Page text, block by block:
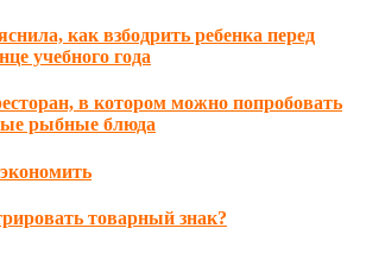
как взбодрить ребенка перед
учебного года
в котором можно попробовать
рыбные блюда
товарный знак?